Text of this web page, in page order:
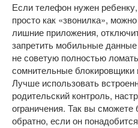
Если телефон нужен
просто как «звонилка»,
лишние приложения,
запретить мобильные
не советую полностью
сомнительные блокировщики
Лучше использовать
родительский контроль,
ограничения. Так вы сможете
обратно, если он